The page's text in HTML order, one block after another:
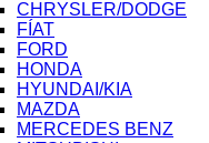
CHRYSLER/DODGE
FÍAT
FORD
HONDA
HYUNDAI/KIA
MAZDA
MERCEDES BENZ